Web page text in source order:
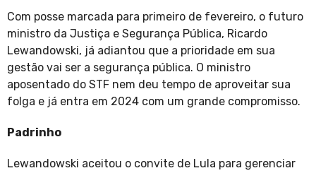
Com posse marcada para primeiro de fevereiro, o futuro
ministro da Justiça e Segurança Pública, Ricardo
Lewandowski, já adiantou que a prioridade em sua
gestão vai ser a segurança pública. O ministro
aposentado do STF nem deu tempo de aproveitar sua
folga e já entra em 2024 com um grande compromisso.
Padrinho
Lewandowski aceitou o convite de Lula para gerenciar